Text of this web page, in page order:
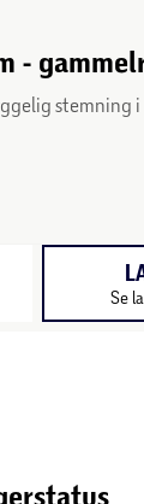
-
stemning
Se